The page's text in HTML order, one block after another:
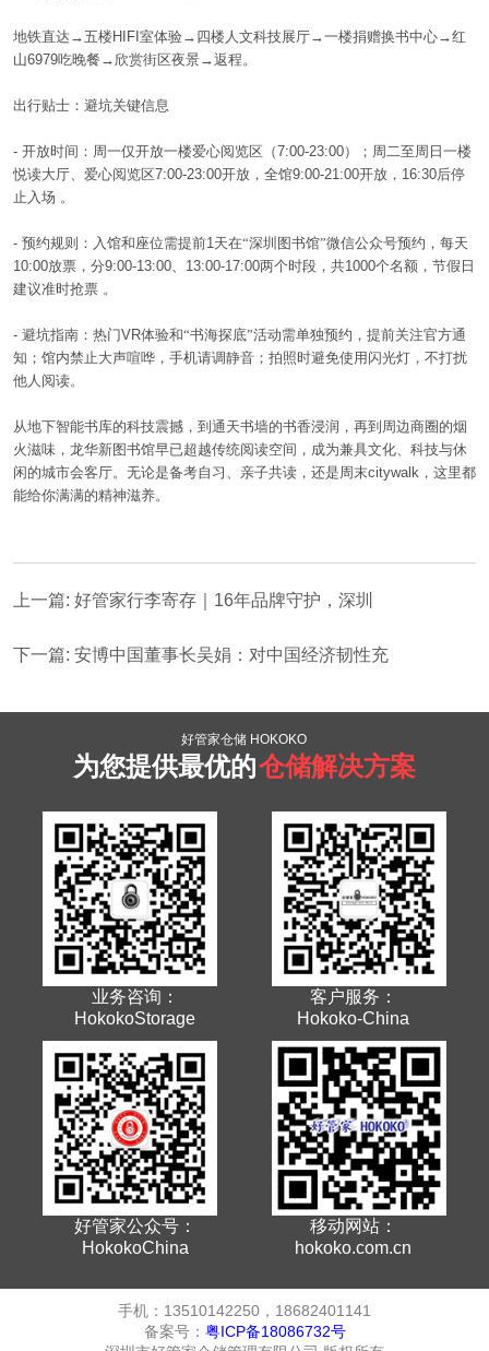
地铁直达→五楼HIFI 室体验→四楼人文科技展厅→一楼捐赠换书中心→红
山6979吃晚餐→欣赏街区夜景→返程。
出行贴士：避坑关键信息
- 开放时间：周一仅开放一楼爱心阅览区（7:00-23:00）；周二至周日一楼
悦读大厅、爱心阅览区7:00-23:00开放，全馆9:00-21:00开放， 16:30后停
止入场 。
- 预约规则：入馆和座位需提前1 天在“深圳图书馆”微信公众号预约，每天
10:00放票，分9:00-13:00、 13:00-17:00两个时段，共1000个名额，节假日
建议准时抢票 。
- 避坑指南：热门VR体验和“书海探底”活动需单独预约，提前关注官方通
知；馆内禁止大声喧哗，手机请调静音；拍照时避免使用闪光灯，不打扰
他人阅读。
从地下智能书库的科技震撼，到通天书墙的书香浸润，再到周边商圈的烟
火滋味，龙华新图书馆早已超越传统阅读空间，成为兼具文化、科技与休
闲的城市会客厅。无论是备考自习、亲子共读，还是周末citywalk ，这里都
能给你满满的精神滋养。
上一篇: 好管家行李寄存｜16年品牌守护，深圳
下一篇: 安博中国董事长吴娟：对中国经济韧性充
好管家仓储 HOKOKO
为您提供最优的仓储解决方案
业务咨询：
HokokoStorage
客户服务：
Hokoko-China
好管家公众号：
HokokoChina
移动网站：
hokoko.com.cn
手机：13510142250，18682401141
备案号： 粤ICP备18086732号